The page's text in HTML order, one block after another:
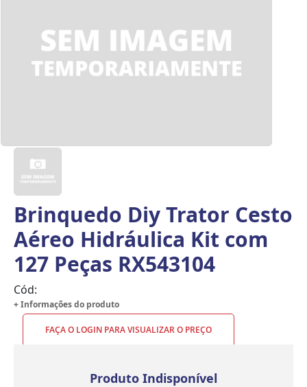
Brinquedo Diy Trator Cesto
Aéreo Hidráulica Kit com
127 Peças RX543104
Cód:
+ Informações do produto
FAÇA O LOGIN PARA VISUALIZAR O PREÇO
Produto Indisponível